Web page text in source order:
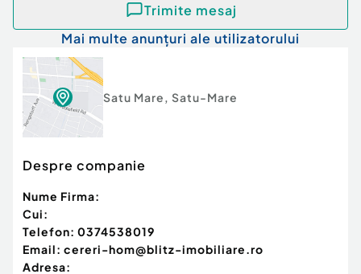
Trimite mesaj
Mai multe anunțuri ale utilizatorului
Satu Mare, Satu-Mare
Despre companie
Nume Firma:
Cui:
Telefon: 0374538019
Email: cereri-hom@blitz-imobiliare.ro
Adresa: